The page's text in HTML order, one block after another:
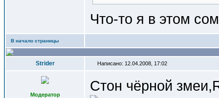
Что-то я в этом
В начало страницы
Strider Написано: 12.04.2008, 17:02
Модератор
Стон чёрной